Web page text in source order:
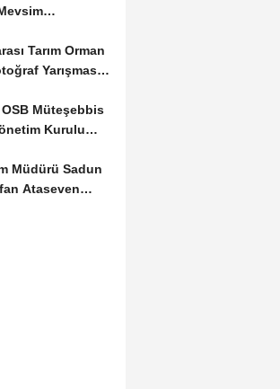
Tarım Orman
Yarışması
Müteşebbis
Kurulu
Müdürü Sadun
Ataseven